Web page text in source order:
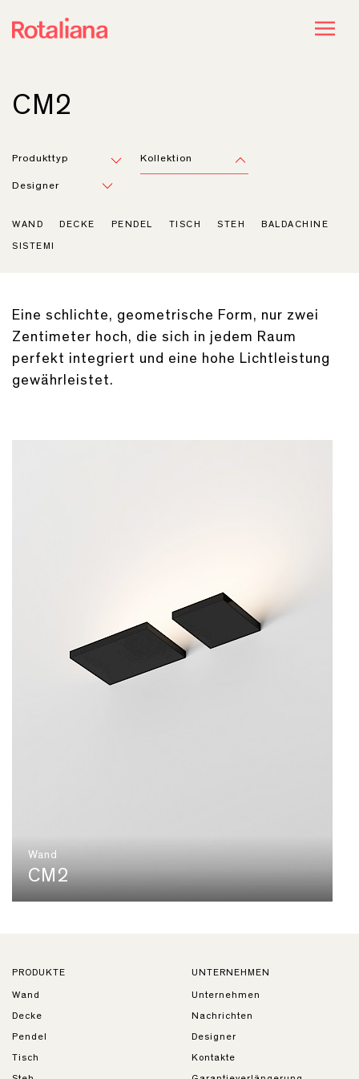
CM2
Produkttyp Kollektion
Designer
WAND DECKE PENDEL TISCH STEH BALDACHINE
SISTEMI
Eine schlichte, geometrische Form, nur zwei
Zentimeter hoch, die sich in jedem Raum
perfekt integriert und eine hohe Lichtleistung
gewährleistet.
Wand
CM2
PRODUKTE
Wand
Decke
Pendel
Tisch
UNTERNEHMEN
Unternehmen
Nachrichten
Designer
Kontakte